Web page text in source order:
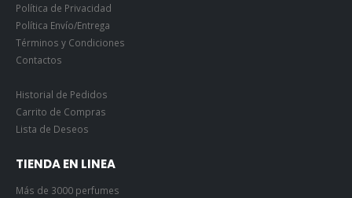
Política de Privacidad
Política Envío/Entrega
Términos y Condiciones
Contactos
Historial de Pedidos
Carrito de Compras
Lista de Deseos
TIENDA EN LINEA
Más de 3000 perfumes